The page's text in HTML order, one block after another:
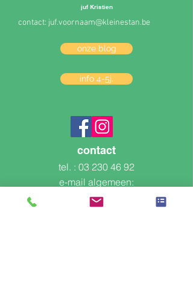
juf Kristien
contact: juf.voornaam@kleinestan.be
onze blog
info 4-5j.
contact
tel. : 03 230 46 92
e-mail algemeen:
info@kleinestan.be